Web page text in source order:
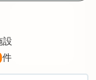
設
件